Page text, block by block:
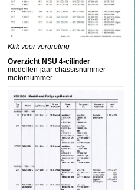
Klik voor vergroting
Overzicht NSU 4-cilinder
modellen-jaar-chassisnummer-
motornummer